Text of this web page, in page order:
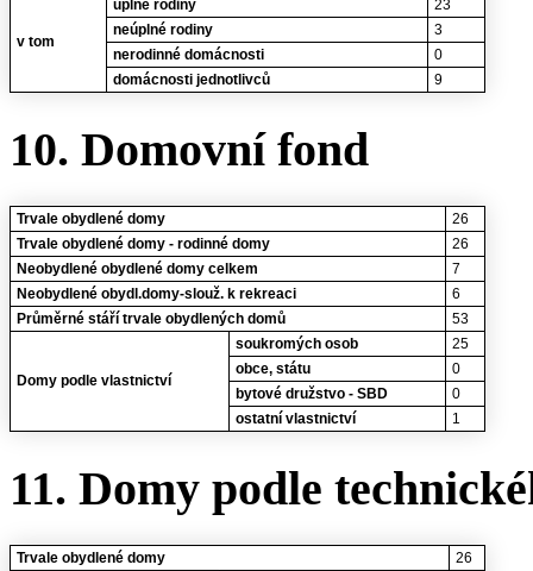
v tom
úplné rodiny
23
neúplné rodiny
3
nerodinné domácnosti
0
domácnosti jednotlivců
9
10. Domovní fond
Trvale obydlené domy
26
Trvale obydlené domy - rodinné domy
26
Neobydlené obydlené domy celkem
7
Neobydlené obydl.domy-slouž. k rekreaci
6
Průměrné stáří trvale obydlených domů
53
Domy podle vlastnictví
soukromých osob
25
obce, státu
0
bytové družstvo - SBD
0
ostatní vlastnictví
1
11. Domy podle
Trvale obydlené domy 26